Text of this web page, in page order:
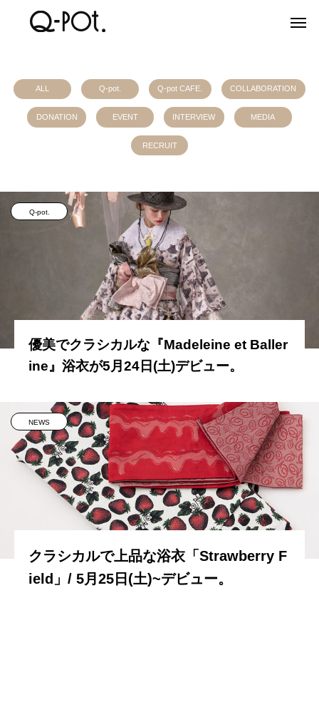
ALL Q-pot. Q-pot CAFE. COLLABORATION
DONATION EVENT INTERVIEW MEDIA
RECRUIT
Q-pot.
優美でクラシカルな『Madeleine et Baller
ine』浴衣が5月24日(土)デビュー。
NEWS
クラシカルで上品な浴衣「Strawberry F
ield」/ 5月25日(土)~デビュー。